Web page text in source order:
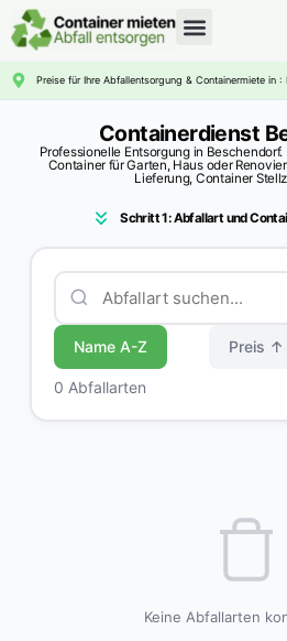
Preise für Ihre Abfallentsorgung & Containermiete in :
Containerdienst
Professionelle Entsorgung in
Container für Garten, Haus oder
Lieferung, Container
Schritt 1: Abfallart und
Name A-Z Preis ↑
0 Abfallarten
Keine Abfallarten